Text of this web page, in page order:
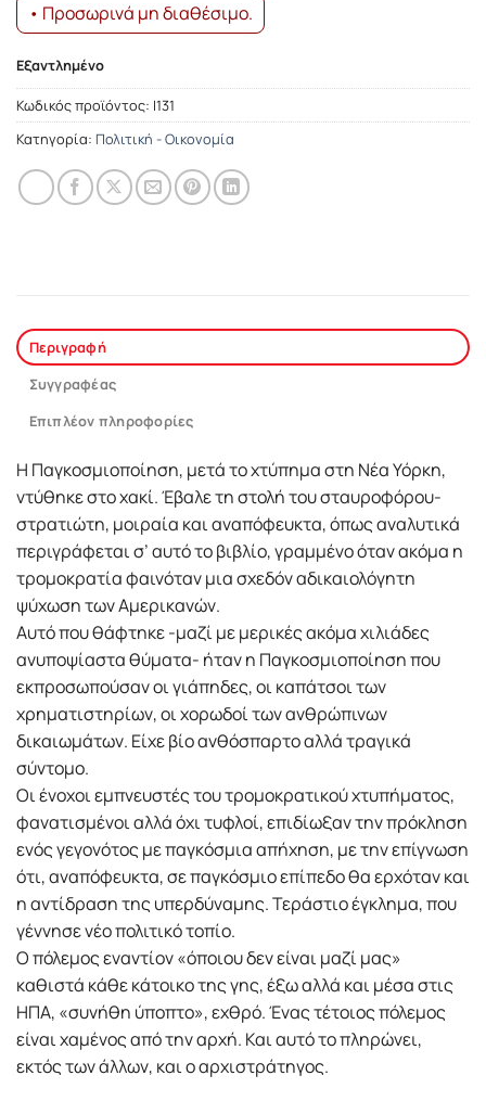
• Προσωρινά μη διαθέσιμο.
Εξαντλημένο
Κωδικός προϊόντος: Ι131
Κατηγορία: Πολιτική - Οικονομία
Περιγραφή
Συγγραφέας
Επιπλέον πληροφορίες
Η Παγκοσμιοποίηση, μετά το χτύπημα στη Νέα Υόρκη,
ντύθηκε στο χακί. Έβαλε τη στολή του σταυροφόρου-
στρατιώτη, μοιραία και αναπόφευκτα, όπως αναλυτικά
περιγράφεται σ’ αυτό το βιβλίο, γραμμένο όταν ακόμα η
τρομοκρατία φαινόταν μια σχεδόν αδικαιολόγητη
ψύχωση των Αμερικανών.
Αυτό που θάφτηκε -μαζί με μερικές ακόμα χιλιάδες
ανυποψίαστα θύματα- ήταν η Παγκοσμιοποίηση που
εκπροσωπούσαν οι γιάπηδες, οι καπάτσοι των
χρηματιστηρίων, οι χορωδοί των ανθρώπινων
δικαιωμάτων. Είχε βίο ανθόσπαρτο αλλά τραγικά
σύντομο.
Οι ένοχοι εμπνευστές του τρομοκρατικού χτυπήματος,
φανατισμένοι αλλά όχι τυφλοί, επιδίωξαν την πρόκληση
ενός γεγονότος με παγκόσμια απήχηση, με την επίγνωση
ότι, αναπόφευκτα, σε παγκόσμιο επίπεδο θα ερχόταν και
η αντίδραση της υπερδύναμης. Τεράστιο έγκλημα, που
γέννησε νέο πολιτικό τοπίο.
Ο πόλεμος εναντίον «όποιου δεν είναι μαζί μας»
καθιστά κάθε κάτοικο της γης, έξω αλλά και μέσα στις
ΗΠΑ, «συνήθη ύποπτο», εχθρό. Ένας τέτοιος πόλεμος
είναι χαμένος από την αρχή. Και αυτό το πληρώνει,
εκτός των άλλων, και ο αρχιστράτηγος.